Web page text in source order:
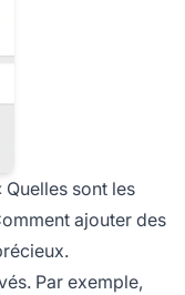
Quelles sont les
ajouter des
Par exemple,